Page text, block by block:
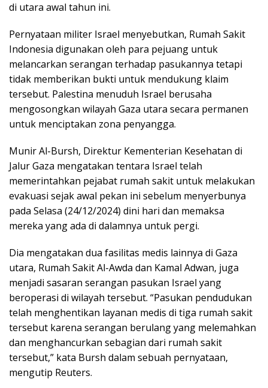
di utara awal tahun ini.
Pernyataan militer Israel menyebutkan, Rumah Sakit
Indonesia digunakan oleh para pejuang untuk
melancarkan serangan terhadap pasukannya tetapi
tidak memberikan bukti untuk mendukung klaim
tersebut. Palestina menuduh Israel berusaha
mengosongkan wilayah Gaza utara secara permanen
untuk menciptakan zona penyangga.
Munir Al-Bursh, Direktur Kementerian Kesehatan di
Jalur Gaza mengatakan tentara Israel telah
memerintahkan pejabat rumah sakit untuk melakukan
evakuasi sejak awal pekan ini sebelum menyerbunya
pada Selasa (24/12/2024) dini hari dan memaksa
mereka yang ada di dalamnya untuk pergi.
Dia mengatakan dua fasilitas medis lainnya di Gaza
utara, Rumah Sakit Al-Awda dan Kamal Adwan, juga
menjadi sasaran serangan pasukan Israel yang
beroperasi di wilayah tersebut. “Pasukan pendudukan
telah menghentikan layanan medis di tiga rumah sakit
tersebut karena serangan berulang yang melemahkan
dan menghancurkan sebagian dari rumah sakit
tersebut,” kata Bursh dalam sebuah pernyataan,
mengutip Reuters.